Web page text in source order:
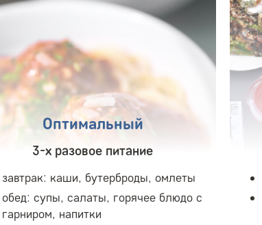
Оптимальный
3-х разовое питание
завтрак: каши, бутерброды, омлеты
обед: супы, салаты, горячее блюдо с
гарниром, напитки